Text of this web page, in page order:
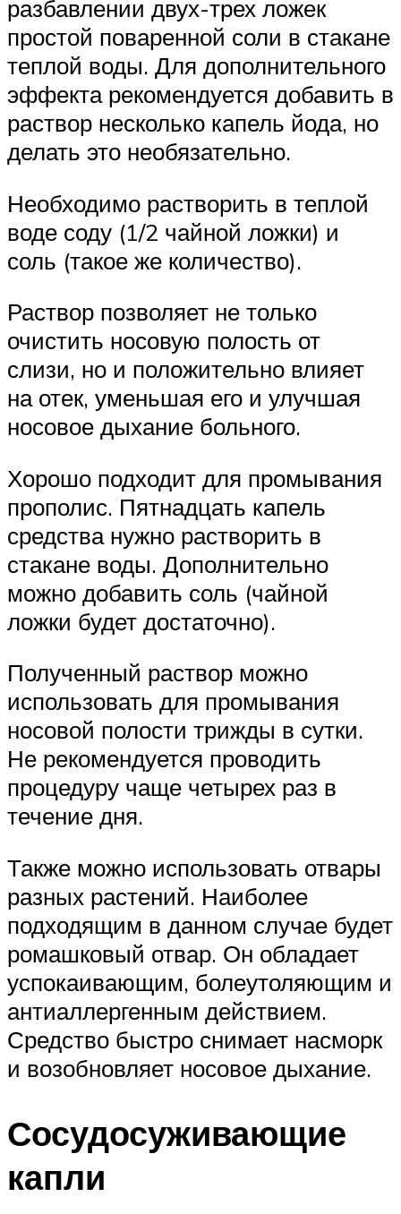
разбавлении двух-трех ложек
простой поваренной соли в стакане
теплой воды. Для дополнительного
эффекта рекомендуется добавить в
раствор несколько капель йода, но
делать это необязательно.
Необходимо растворить в теплой
воде соду (1/2 чайной ложки) и
соль (такое же количество).
Раствор позволяет не только
очистить носовую полость от
слизи, но и положительно влияет
на отек, уменьшая его и улучшая
носовое дыхание больного.
Хорошо подходит для промывания
прополис. Пятнадцать капель
средства нужно растворить в
стакане воды. Дополнительно
можно добавить соль (чайной
ложки будет достаточно).
Полученный раствор можно
использовать для промывания
носовой полости трижды в сутки.
Не рекомендуется проводить
процедуру чаще четырех раз в
течение дня.
Также можно использовать отвары
разных растений. Наиболее
подходящим в данном случае будет
ромашковый отвар. Он обладает
успокаивающим, болеутоляющим и
антиаллергенным действием.
Средство быстро снимает насморк
и возобновляет носовое дыхание.
Сосудосуживающие
капли